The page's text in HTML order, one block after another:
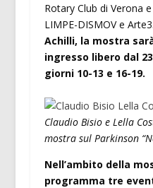
Rotary Club di Verona
LIMPE-DISMOV e Arte3.
Achilli, la mostra
ingresso libero dal
giorni 10-13 e 16-19.
Claudio Bisio e Lella
mostra sul Parkinson
Nell’ambito della
programma tre